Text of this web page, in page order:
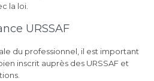
la loi.
URSSAF
du professionnel, il est important
inscrit auprès des URSSAF et